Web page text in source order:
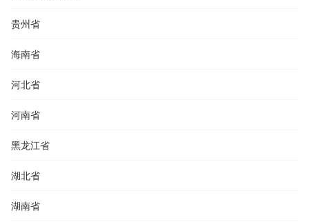
贵州省
海南省
河北省
河南省
黑龙江省
湖北省
湖南省